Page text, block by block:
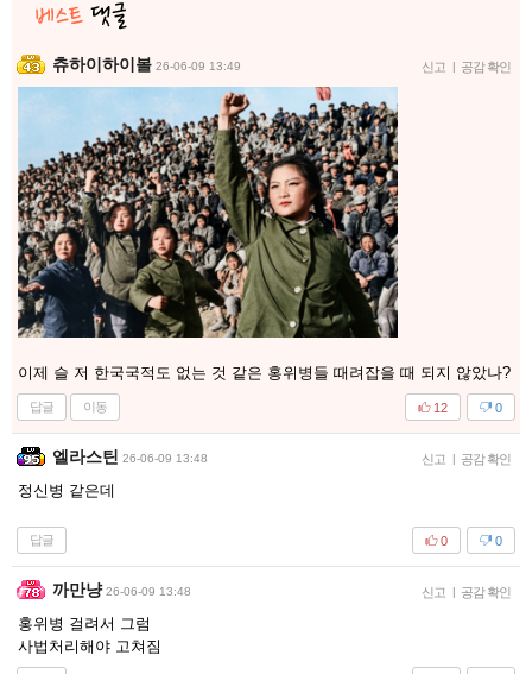
츄하이하이볼 26-06-09 13:49 신고 공감 확인
이제 슬 저 한국국적도 없는 것 같은 홍위병들 때려잡을 때 되지 않았나?
답글 이동 0
12
엘라스틴 26-06-09 13:48 신고 | 공감 확인
정신병 같은데
답글 0
0
까만냥 26-06-09 13:48 신고 | 공감 확인
홍위병 걸려서 그럼
사법처리해야 고쳐짐